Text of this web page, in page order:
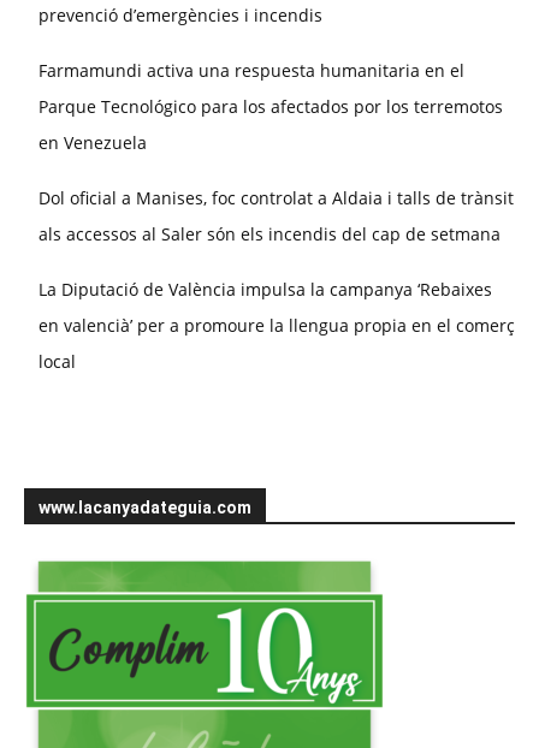
prevenció d’emergències i incendis
Farmamundi activa una respuesta humanitaria en el
Parque Tecnológico para los afectados por los terremotos
en Venezuela
Dol oficial a Manises, foc controlat a Aldaia i talls de trànsit
als accessos al Saler són els incendis del cap de setmana
La Diputació de València impulsa la campanya ‘Rebaixes
en valencià’ per a promoure la llengua propia en el comerç
local
www.lacanyadateguia.com